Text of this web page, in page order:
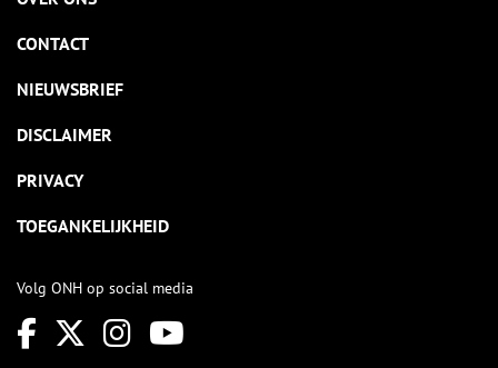
CONTACT
NIEUWSBRIEF
DISCLAIMER
PRIVACY
TOEGANKELIJKHEID
Volg ONH op social media